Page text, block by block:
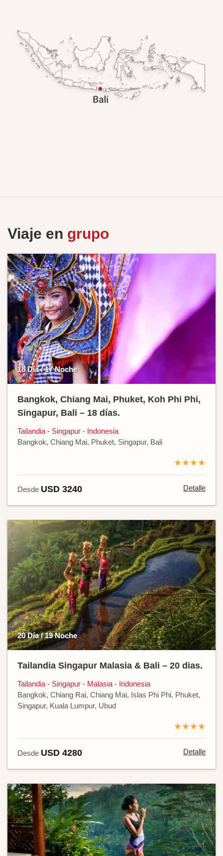
Viaje en grupo
18 Día / 17 Noche
Bangkok, Chiang Mai, Phuket, Koh Phi Phi,
Singapur, Bali – 18 días.
Tailandia - Singapur - Indonesia
Bangkok, Chiang Mai, Phuket, Singapur, Bali
★★★★
Desde USD 3240 Detalle
20 Día / 19 Noche
Tailandia Singapur Malasia & Bali – 20 dias.
Tailandia - Singapur - Malasia - Indonesia
Bangkok, Chiang Rai, Chiang Mai, Islas Phi Phi, Phuket,
Singapur, Kuala Lumpur, Ubud
★★★★
Desde USD 4280 Detalle